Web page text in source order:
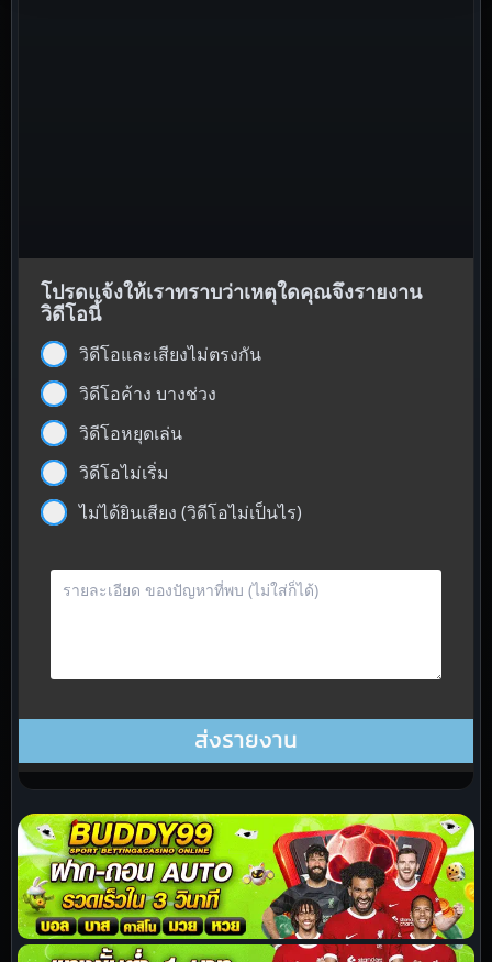
โปรดแจ้งให้เราทราบว่าเหตุใดคุณจึงรายงาน
วิดีโอนี้
วิดีโอและเสียงไม่ตรงกัน
วิดีโอค้าง บางช่วง
วิดีโอหยุดเล่น
วิดีโอไม่เริ่ม
ไม่ได้ยินเสียง (วิดีโอไม่เป็นไร)